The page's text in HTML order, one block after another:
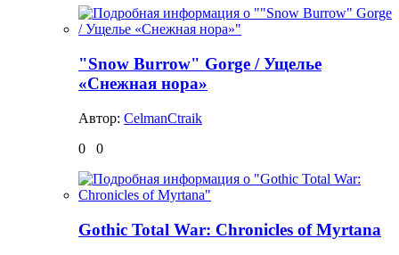
"Snow Burrow" Gorge / Ущелье
«Снежная нора»
Автор: CelmanCtraik
0
0
Gothic Total War: Chronicles of Myrtana